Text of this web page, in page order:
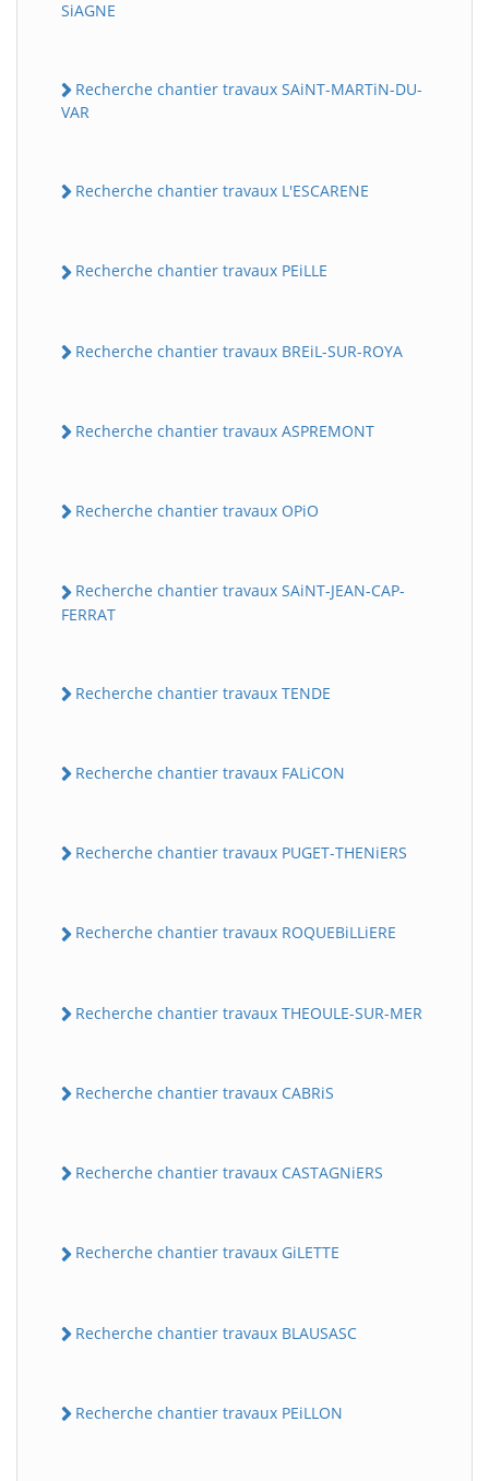
SiAGNE
Recherche chantier travaux SAiNT-MARTiN-DU-
VAR
Recherche chantier travaux L'ESCARENE
Recherche chantier travaux PEiLLE
Recherche chantier travaux BREiL-SUR-ROYA
Recherche chantier travaux ASPREMONT
Recherche chantier travaux OPiO
Recherche chantier travaux SAiNT-JEAN-CAP-
FERRAT
Recherche chantier travaux TENDE
Recherche chantier travaux FALiCON
Recherche chantier travaux PUGET-THENiERS
Recherche chantier travaux ROQUEBiLLiERE
Recherche chantier travaux THEOULE-SUR-MER
Recherche chantier travaux CABRiS
Recherche chantier travaux CASTAGNiERS
Recherche chantier travaux GiLETTE
Recherche chantier travaux BLAUSASC
Recherche chantier travaux PEiLLON